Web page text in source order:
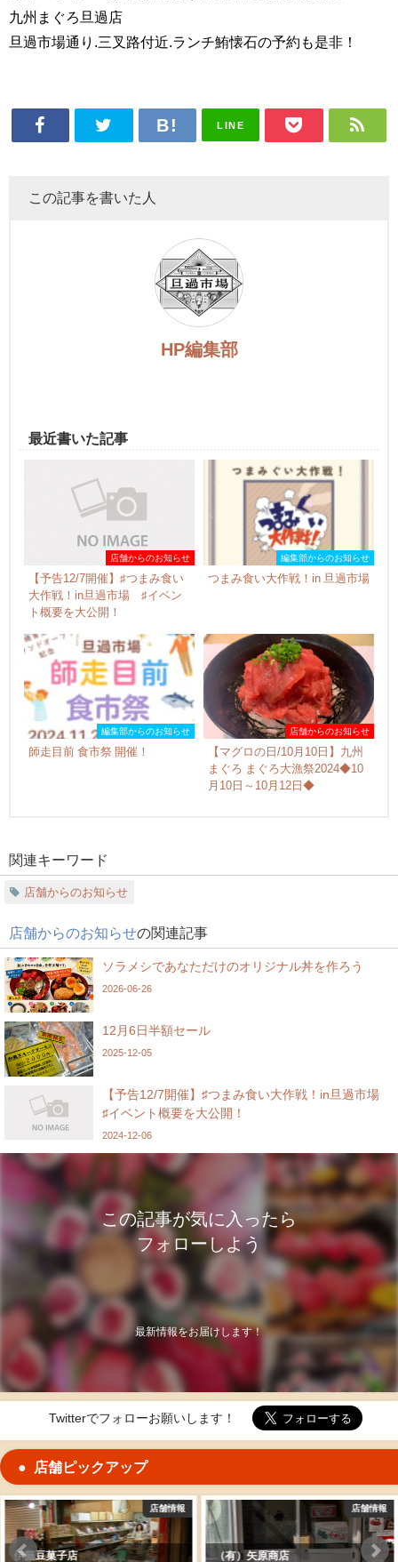
九州まぐろ旦過店
旦過市場通り.三叉路付近.ランチ鮪懐石の予約も是非！
LINE
この記事を書いた人
HP編集部
最近書いた記事
店舗からのお知らせ
【予告12/7開催】♯つまみ食い
大作戦！in旦過市場 ♯イベン
ト概要を大公開！
編集部からのお知らせ
つまみ食い大作戦！in 旦過市場
編集部からのお知らせ
師走目前 食市祭 開催！
店舗からのお知らせ
【マグロの日/10月10日】九州
まぐろ まぐろ大漁祭2024◆10
月10日～10月12日◆
関連キーワード
店舗からのお知らせ
店舗からのお知らせの関連記事
ソラメシであなただけのオリジナル丼を作ろう
2026-06-26
12月6日半額セール
2025-12-05
【予告12/7開催】♯つまみ食い大作戦！in旦過市場
♯イベント概要を大公開！
2024-12-06
この記事が気に入ったら
フォローしよう
最新情報をお届けします！
Twitterでフォローお願いします！
店舗ピックアップ
店舗情報
（有）矢原商店
店舗情報
旬